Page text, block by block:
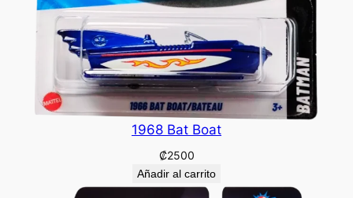
1968 Bat Boat
₡2500
Añadir al carrito